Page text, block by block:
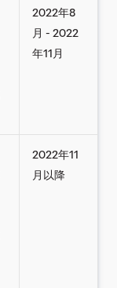
2022年8
月 - 2022
年11月
2022年11
月以降